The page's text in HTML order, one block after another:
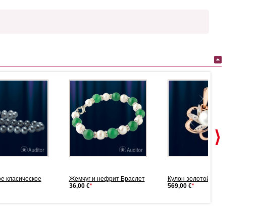
класическое
Жемчуг и нефрит Браслет
36,00 €*
Кулон золотой с жемчугом
569,00 €*